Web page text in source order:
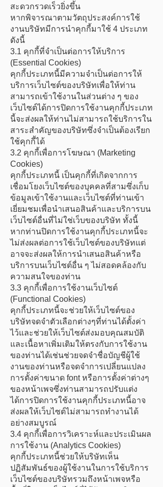
สะดวกรวดเร็วยิ่งขึ้น
หากพิจารณาตามวัตถุประสงค์การใช้
งานบริษัทมีการนำคุกกี้มาใช้ 4 ประเภท
ดังนี้
3.1 คุกกี้ที่จำเป็นต่อการให้บริการ
(Essential Cookies)
คุกกี้ประเภทนี้มีความจำเป็นต่อการให้
บริการเว็บไซต์ของบริษัทเพื่อให้ท่าน
สามารถเข้าใช้งานในส่วนต่าง ๆ ของ
เว็บไซต์ได้การปิดการใช้งานคุกกี้ประเภท
นี้จะส่งผลให้ท่านไม่สามารถใช้บริการใน
สาระสำคัญของบริษัทซึ่งจำเป็นต้องเรียก
ใช้คุกกี้ได้
3.2 คุกกี้เพื่อการโฆษณา (Marketing
Cookies)
คุกกี้ประเภทนี้ เป็นคุกกี้ที่เกิดจากการ
เชื่อมโยงเว็บไซต์ของบุคคลที่สามซึ่งเก็บ
ข้อมูลเข้าใช้งานและเว็บไซต์ที่ท่านเข้า
เยี่ยมชมเพื่อนำเสนอสินค้าและบริการบน
เว็บไซต์อื่นที่ไม่ใช่เว็บของบริษัท ทั้งนี้
หากท่านปิดการใช้งานคุกกี้ประเภทนี้จะ
ไม่ส่งผลต่อการใช้เว็บไซต์ของบริษัทแต่
อาจจะส่งผลให้การนำเสนอสินค้าหรือ
บริการบนเว็บไซต์อื่น ๆ ไม่สอดคล้องกับ
ความสนใจของท่าน
3.3 คุกกี้เพื่อการใช้งานเว็บไซต์
(Functional Cookies)
คุกกี้ประเภทนี้จะช่วยให้เว็บไซต์ของ
บริษัทจดจำตัวเลือกต่างๆที่ท่านได้ตั้งค่า
ไว้และช่วยให้เว็บไซต์ส่งมอบคุณสมบัติ
และเนื้อหาเพิ่มเติมให้ตรงกับการใช้งาน
ของท่านได้เช่นช่วยจดจำชื่อบัญชีผู้ใช้
งานของท่านหรือจดจำการเปลี่ยนแปลง
การตั้งค่าขนาด font หรือการตั้งค่าต่างๆ
ของหน้าเพจซึ่งท่านสามารถปรับแต่ง
ได้การปิดการใช้งานคุกกี้ประเภทนี้อาจ
ส่งผลให้เว็บไซต์ไม่สามารถทำงานได้
อย่างสมบูรณ์
3.4 คุกกี้เพื่อการวิเคราะห์และประเมินผล
การใช้งาน (Analytics Cookies)
คุกกี้ประเภทนี้ช่วยให้บริษัทเห็น
ปฏิสัมพันธ์ของผู้ใช้งานในการใช้บริการ
เว็บไซต์ของบริษัทรวมถึงหน้าเพจหรือ